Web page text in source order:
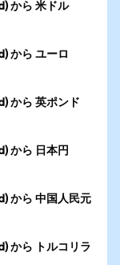
から 米ドル
から ユーロ
から 英ポンド
から 日本円
から 中国人民元
ら トルコリラ